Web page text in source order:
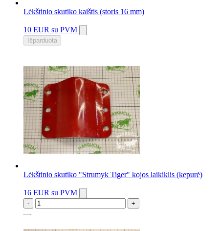
Lėkštinio skutiko kaištis (storis 16 mm)
10 EUR su PVM
Išparduota
Lėkštinio skutiko "Strumyk Tiger" kojos laikiklis (kepurė)
16 EUR su PVM
- +